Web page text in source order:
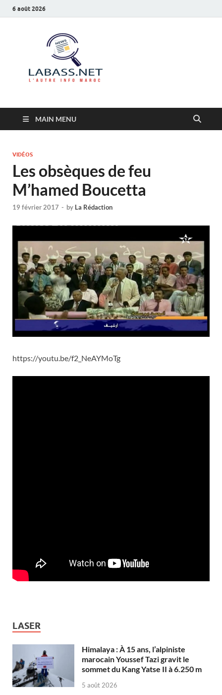
6 août 2026
MAIN MENU
VIDÉOS
Les obsèques de feu
M’hamed Boucetta
19 février 2017 - by La Rédaction
https://youtu.be/f2_NeAYMoTg
LASER
Himalaya : À 15 ans, l’alpiniste
marocain Youssef Tazi gravit le
sommet du Kang Yatse II à 6.250 m
5 août 2026